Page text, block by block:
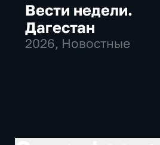
Вести недели.
Дагестан
2026, Новостные